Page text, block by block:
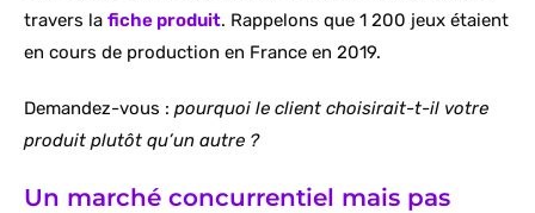
travers la fiche produit. Rappelons que 1 200 jeux étaient
en cours de production en France en 2019.
Demandez-vous : pourquoi le client choisirait-t-il votre
produit plutôt qu’un autre ?
Un marché concurrentiel mais pas